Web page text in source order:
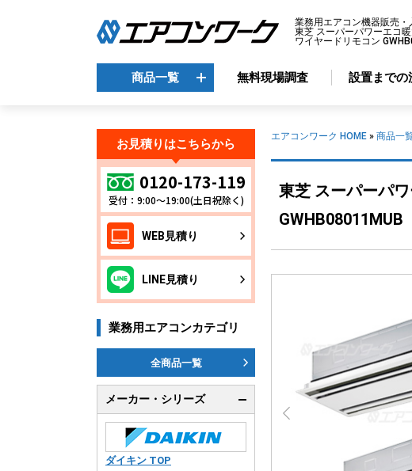
業務用エアコン機器販売
東芝 スーパーパワーエコ
ワイヤードリモコン
商品一覧
商品一覧
メーカーから選ぶ
ダイキン
三菱電機
日立
東芝
パナソニック
天井カセット
天井カセット
ビルトイン形
ダクト形
天井吊り形
4
厨房用
無料現場調査 設置までの
エアコンワーク HOME » 商品一
東芝 スーパーパ
GWHB08011MUB
お見積りはこちらから
0120-173-119
受付：9:00～19:00(土日祝除く)
WEB見積り
LINE見積り
業務用エアコンカテゴリ
全商品一覧
メーカー・シリーズ
ダイキン TOP